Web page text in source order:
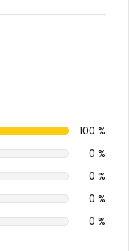
100 %
0 %
0 %
0 %
0 %